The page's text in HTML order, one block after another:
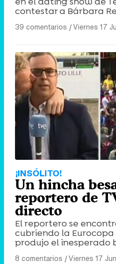
contestar a Bárbara
39 comentarios |Viernes 17
¡INSÓLITO!
Un hincha
reportero de
directo
El reportero se
cubriendo la Eurocopa
produjo el inesperado
8 comentarios |Viernes 17